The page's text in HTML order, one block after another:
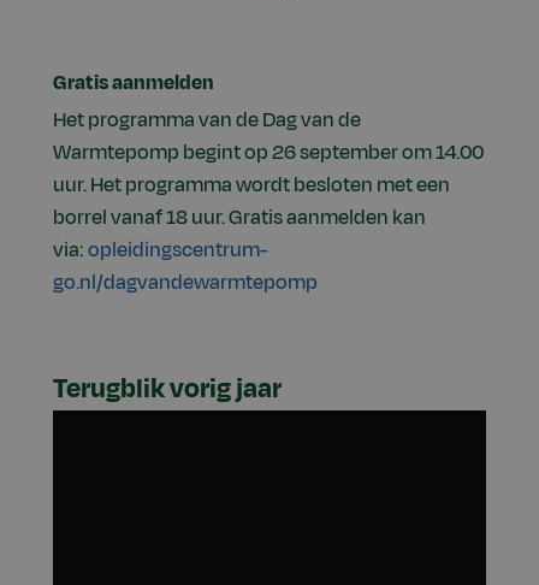
Gratis aanmelden
Het programma van de Dag van de
Warmtepomp begint op 26 september om 14.00
uur. Het programma wordt besloten met een
borrel vanaf 18 uur. Gratis aanmelden kan
via:opleidingscentrum-
go.nl/dagvandewarmtepomp
Terugblik vorig jaar